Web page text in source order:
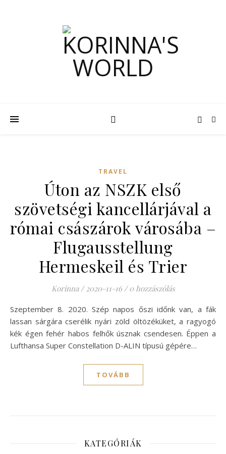
TRAVEL
Úton az NSZK első
szövetségi kancellárjával a
római császárok városába –
Flugausstellung
Hermeskeil és Trier
Korinna / 2020-11-16 / 0 hozzászólás
Szeptember 8. 2020. Szép napos őszi időnk van, a fák
lassan sárgára cserélik nyári zöld öltözéküket, a ragyogó
kék égen fehér habos felhők úsznak csendesen. Éppen a
Lufthansa Super Constellation D-ALIN típusú gépére…
TOVÁBB
KATEGÓRIÁK